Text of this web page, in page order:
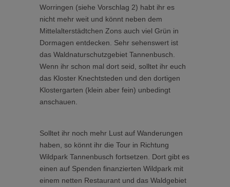
Worringen (siehe Vorschlag 2) habt ihr es
nicht mehr weit und könnt neben dem
Mittelalterstädtchen Zons auch viel Grün in
Dormagen entdecken. Sehr sehenswert ist
das Waldnaturschutzgebiet Tannenbusch.
Wenn ihr schon mal dort seid, solltet ihr euch
das Kloster Knechtsteden und den dortigen
Klostergarten (klein aber fein) unbedingt
anschauen.
Solltet ihr noch mehr Lust auf Wanderungen
haben, so könnt ihr die Tour in Richtung
Wildpark Tannenbusch fortsetzen. Dort gibt es
einen auf Spenden finanzierten Wildpark mit
einem netten Restaurant und das Waldgebiet